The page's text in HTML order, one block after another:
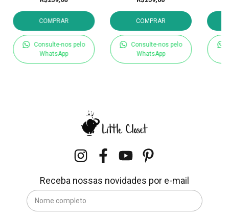
COMPRAR
Consulte-nos pelo
WhatsApp
COMPRAR
Consulte-nos pelo
WhatsApp
Receba nossas novidades por e-mail